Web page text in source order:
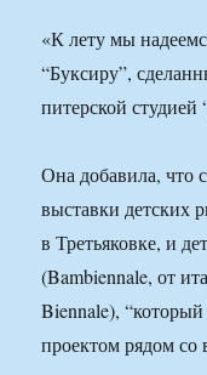
«К лету мы
“Буксиру”,
питерской
Она добавила, что
выставки детских
в Третьяковке, и
(Bambiennale, от
Biennale),
проектом рядом со